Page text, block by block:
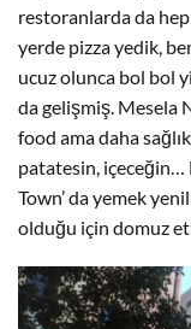
restoranlarda da
yerde pizza yedik,
ucuz olunca bol bol
da gelişmiş. Mesela
food ama daha
patatesin, içeceğin…
Town’ da yemek
olduğu için domuz